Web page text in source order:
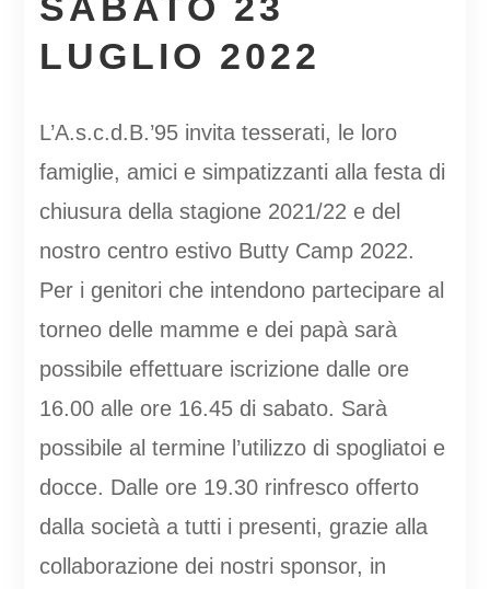
LUGLIO 2022
L’A.s.c.d.B.’95 invita tesserati, le loro
famiglie, amici e simpatizzanti alla festa di
chiusura della stagione 2021/22 e del
nostro centro estivo Butty Camp 2022.
Per i genitori che intendono partecipare al
torneo delle mamme e dei papà sarà
possibile effettuare iscrizione dalle ore
16.00 alle ore 16.45 di sabato. Sarà
possibile al termine l’utilizzo di spogliatoi e
docce. Dalle ore 19.30 rinfresco offerto
dalla società a tutti i presenti, grazie alla
collaborazione dei nostri sponsor, in